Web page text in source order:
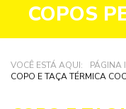
COPOS
VOCÊ ESTÁ AQUI: PÁGINA
COPO E TAÇA TÉRMICA